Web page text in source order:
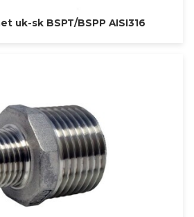
uk-sk BSPT/BSPP AISI316